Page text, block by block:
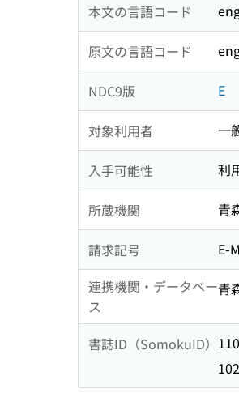
本文の言語コード
原文の言語コード
NDC9版 E
対象利用者 一
入手可能性 利
所蔵機関 青
請求記号
E-
連携機関・データベー
ス
青
書誌ID（SomokuID）